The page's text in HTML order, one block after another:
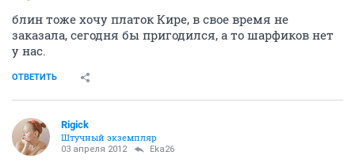
блин тоже хочу платок Кире, в свое время не
заказала, сегодня бы пригодился, а то шарфиков нет
у нас.
ОТВЕТИТЬ
Rigick
Штучный экземпляр
03 апреля 2012 Eka26